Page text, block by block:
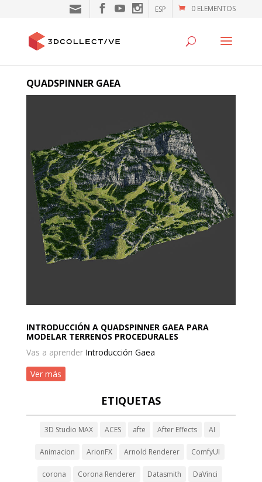
0 ELEMENTOS
ESP
QUADSPINNER GAEA
INTRODUCCIÓN A QUADSPINNER GAEA PARA
MODELAR TERRENOS PROCEDURALES
Vas a aprender Introducción Gaea
Ver más
ETIQUETAS
3D Studio MAX ACES afte After Effects AI
Animacion ArionFX Arnold Renderer ComfyUI
corona Corona Renderer Datasmith DaVinci